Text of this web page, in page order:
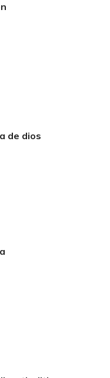
de dios